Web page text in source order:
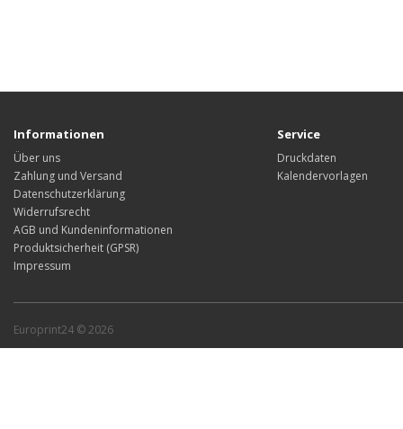
Informationen
Über uns
Zahlung und Versand
Datenschutzerklärung
Widerrufsrecht
AGB und Kundeninformationen
Produktsicherheit (GPSR)
Impressum
Service
Druckdaten
Kalendervorlagen
Europrint24 © 2026